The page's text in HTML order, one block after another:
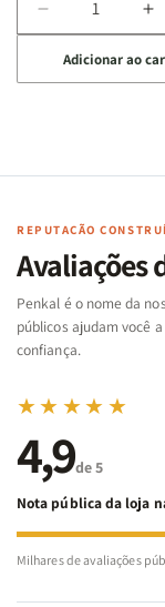
Diminuir
a
quantidade
de
Cartas
Famílias
Bíblia
-
Penkal
a
-
Adicionar ao
REPUTAÇÃO
Avaliações
Penkal é o nome da
públicos ajudam você
confiança.
★★★★★
4,9de 5
Nota pública da loja
Milhares de avaliações